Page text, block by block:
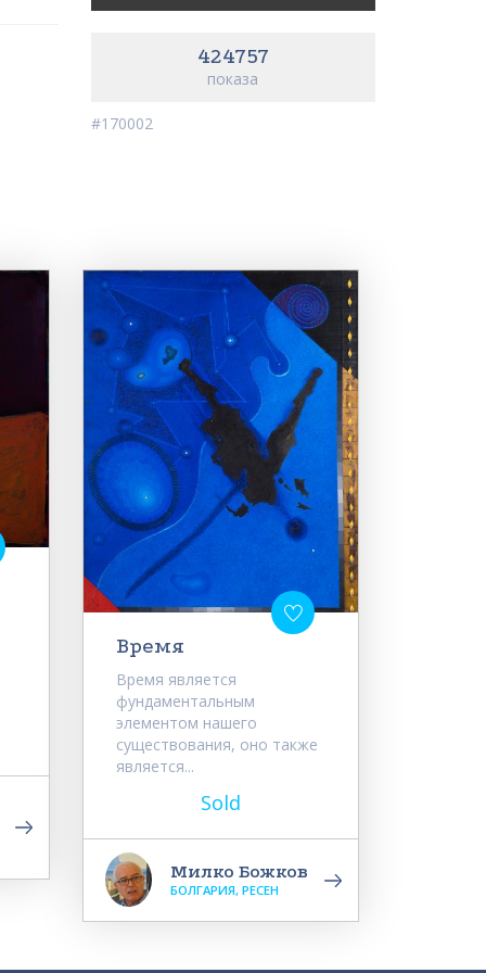
424757
показа
#170002
Время
Время является
фундаментальным
элементом нашего
существования, оно также
является...
Sold
Милко Божков
БОЛГАРИЯ, РЕСЕН